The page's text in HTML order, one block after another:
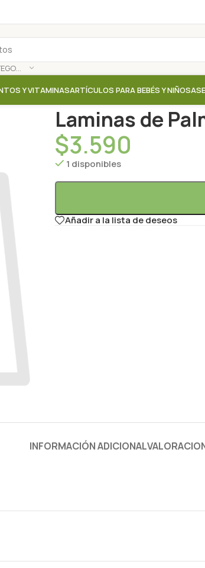
SELECCIONAR CATEGORÍA
Y VITAMINASARTÍCULOS PARA BEBÉS Y NIÑOS
Laminas de
$3.590
1 disponibles
Añadir a la lista de deseos
INFORMACIÓN ADICIONAL